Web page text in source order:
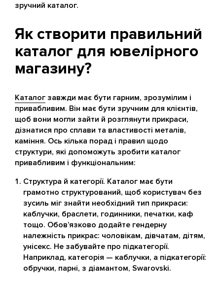
зручний каталог.
Як створити правильний
каталог для ювелірного
магазину?
Каталог завжди має бути гарним, зрозумілим і
привабливим. Він має бути зручним для клієнтів,
щоб вони могли зайти й розглянути прикраси,
дізнатися про сплави та властивості металів,
каміння. Ось кілька порад і правил щодо
структури, які допоможуть зробити каталог
привабливим і функціональним:
Структура й категорії. Каталог має бути
грамотно структурований, щоб користувач без
зусиль міг знайти необхідний тип прикраси:
каблучки, браслети, годинники, печатки, каф
тощо. Обов’язково додайте гендерну
належність прикрас: чоловікам, дівчатам, дітям,
унісекс. Не забувайте про підкатегорії.
Наприклад, категорія — каблучки, а підкатегорії:
обручки, парні, з діамантом, Swarovski.